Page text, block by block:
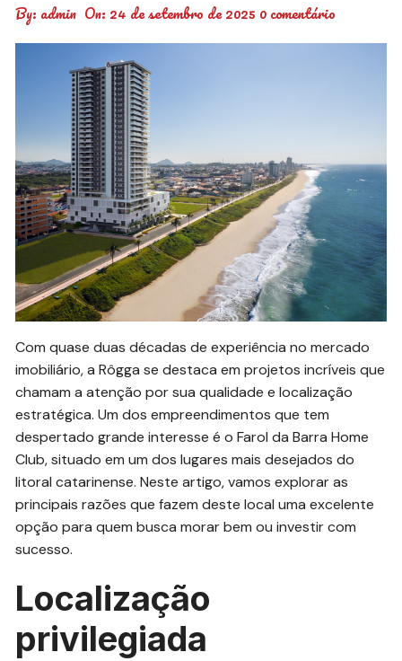
By: admin On: 24 de setembro de 2025 0 comentário
Com quase duas décadas de experiência no mercado
imobiliário, a Rôgga se destaca em projetos incríveis que
chamam a atenção por sua qualidade e localização
estratégica. Um dos empreendimentos que tem
despertado grande interesse é o Farol da Barra Home
Club, situado em um dos lugares mais desejados do
litoral catarinense. Neste artigo, vamos explorar as
principais razões que fazem deste local uma excelente
opção para quem busca morar bem ou investir com
sucesso.
Localização
privilegiada